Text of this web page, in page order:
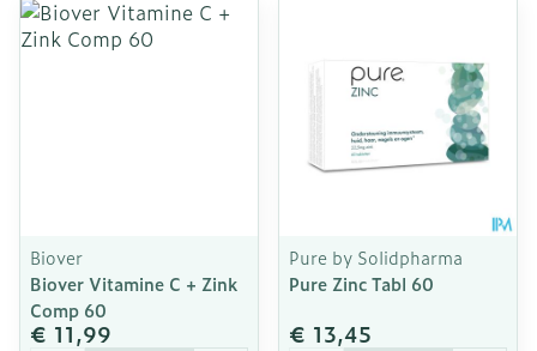
Biover
Biover Vitamine C + Zink
Comp 60
€ 11,99
Pure by Solidpharma
Pure Zinc Tabl 60
€ 13,45